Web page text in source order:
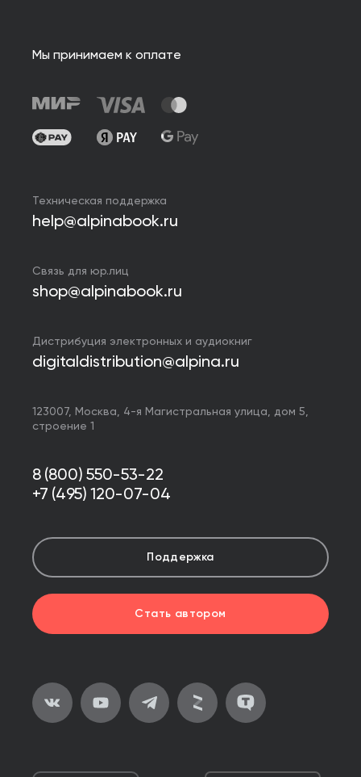
Мы принимаем к оплате
Техническая поддержка
help@alpinabook.ru
Связь для юр.лиц
shop@alpinabook.ru
Дистрибуция электронных и аудиокниг
digitaldistribution@alpina.ru
123007, Москва, 4-я Магистральная улица, дом 5,
строение 1
8 (800) 550-53-22
+7 (495) 120-07-04
Поддержка
Стать автором